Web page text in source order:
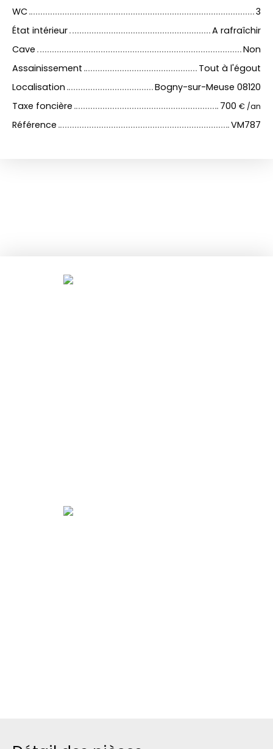
WC
3
État intérieur
A rafraîchir
Cave
Non
Assainissement
Tout à l'égout
Localisation
Bogny-sur-Meuse 08120
Taxe foncière
700 € /an
Référence VM787